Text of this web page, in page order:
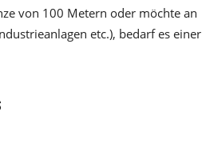
von 100 Metern oder möchte an
etc.), bedarf es einer